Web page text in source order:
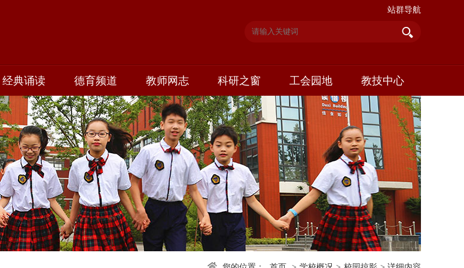
站群导航
经典诵读 德育频道 教师网志 科研之窗 工会园地 教技中心